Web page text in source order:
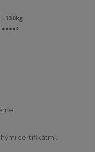
- 130kg
certifikátmi.